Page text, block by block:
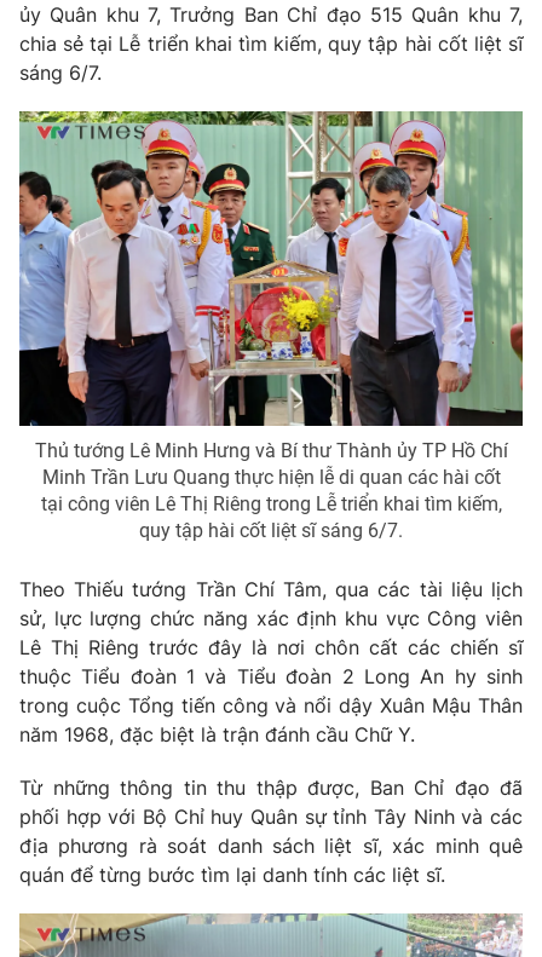
Khán giả
Giải sao mai
Sao
Du lịch
Làm đẹp
Chất lượng cuộc sống
Giáo dục
Tuyển sinh
Học trực tuyến
Công nghệ
Hitech Công nghệ tương lai
Sản phẩm
Thị trường
Tư vấn
Giao lưu trực tuyến
Lịch phát sóng
Chuyên mục khác
Emagazine Podcast
Photo Infographic
Video Shorts video
VTV Money VTV Thể thao
VTV Sức khoẻ Bất động sản
Thị trường 24h Tấm lòng Việt
VTV4 Vươn mình bằng AI
VTV9 VTV8
Liên hệ tòa soạn English
ủy Quân khu 7, Trưởng Ban Chỉ đạo 515 Quân khu 7,
chia sẻ tại Lễ triển khai tìm kiếm, quy tập hài cốt liệt sĩ
sáng 6/7.
Thủ tướng Lê Minh Hưng và Bí thư Thành ủy TP Hồ Chí
Minh Trần Lưu Quang thực hiện lễ di quan các hài cốt
tại công viên Lê Thị Riêng trong Lễ triển khai tìm kiếm,
quy tập hài cốt liệt sĩ sáng 6/7.
Theo Thiếu tướng Trần Chí Tâm, qua các tài liệu lịch
sử, lực lượng chức năng xác định khu vực Công viên
Lê Thị Riêng trước đây là nơi chôn cất các chiến sĩ
thuộc Tiểu đoàn 1 và Tiểu đoàn 2 Long An hy sinh
trong cuộc Tổng tiến công và nổi dậy Xuân Mậu Thân
năm 1968, đặc biệt là trận đánh cầu Chữ Y.
Từ những thông tin thu thập được, Ban Chỉ đạo đã
phối hợp với Bộ Chỉ huy Quân sự tỉnh Tây Ninh và các
địa phương rà soát danh sách liệt sĩ, xác minh quê
quán để từng bước tìm lại danh tính các liệt sĩ.